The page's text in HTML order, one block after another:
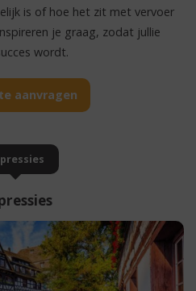
is of hoe het zit met vervoer
je graag, zodat jullie
wordt.
aanvragen